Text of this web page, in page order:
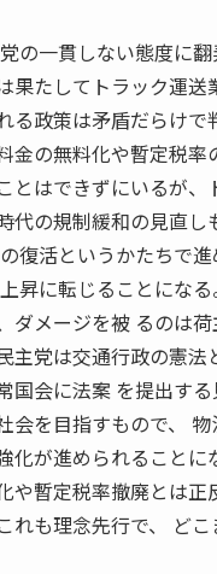
の一貫しない態度に
果たしてトラック運送
る政策は矛盾だらけで
金の無料化や暫定税
とはできずにいるが、
代の規制緩和の見直し
復活というかたちで
昇に転じることになる
ダメージを被 るのは
主党は交通行政の憲法
国会に法案 を提出する
会を目指すもので、
化が進められることに
や暫定税率撤廃とは正
れも理念先行で、 ど